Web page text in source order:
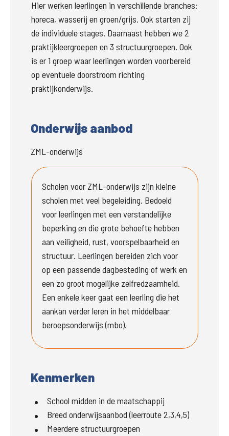
Hier werken leerlingen in verschillende branches:
horeca, wasserij en groen/grijs. Ook starten zij
de individuele stages. Daarnaast hebben we 2
praktijkleergroepen en 3 structuurgroepen. Ook
is er 1 groep waar leerlingen worden voorbereid
op eventuele doorstroom richting
praktijkonderwijs.
Onderwijs aanbod
ZML-onderwijs
Scholen voor ZML-onderwijs zijn kleine
scholen met veel begeleiding. Bedoeld
voor leerlingen met een verstandelijke
beperking en die grote behoefte hebben
aan veiligheid, rust, voorspelbaarheid en
structuur. Leerlingen bereiden zich voor
op een passende dagbesteding of werk en
een zo groot mogelijke zelfredzaamheid.
Een enkele keer gaat een leerling die het
aankan verder leren in het middelbaar
beroepsonderwijs (mbo).
Kenmerken
School midden in de maatschappij
Breed onderwijsaanbod (leerroute 2,3,4,5)
Meerdere structuurgroepen